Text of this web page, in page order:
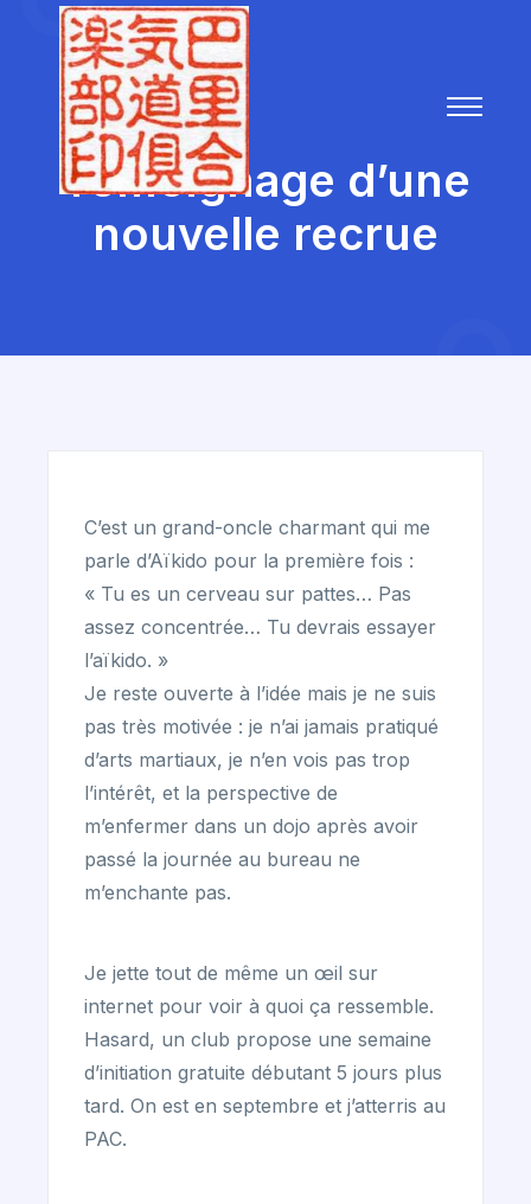
Témoignage d’une
nouvelle recrue
C’est un grand-oncle charmant qui me
parle d’Aïkido pour la première fois :
« Tu es un cerveau sur pattes… Pas
assez concentrée… Tu devrais essayer
l’aïkido. »
Je reste ouverte à l’idée mais je ne suis
pas très motivée : je n’ai jamais pratiqué
d’arts martiaux, je n’en vois pas trop
l’intérêt, et la perspective de
m’enfermer dans un dojo après avoir
passé la journée au bureau ne
m’enchante pas.
Je jette tout de même un œil sur
internet pour voir à quoi ça ressemble.
Hasard, un club propose une semaine
d’initiation gratuite débutant 5 jours plus
tard. On est en septembre et j’atterris au
PAC.